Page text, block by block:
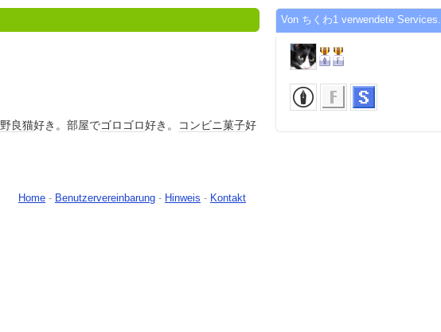
野良猫好き。部屋でゴロゴロ好き。 コンビニ菓子好
Von ちくわ1 verwendete Services.
Home - Benutzervereinbarung - Hinweis - Kontakt